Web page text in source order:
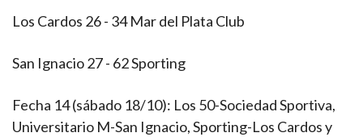
Los Cardos 26 - 34 Mar del Plata Club
San Ignacio 27 - 62 Sporting
Fecha 14 (sábado 18/10): Los 50-Sociedad Sportiva,
Universitario M-San Ignacio, Sporting-Los Cardos y